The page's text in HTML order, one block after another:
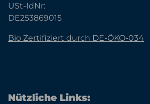
USt-IdNr:
DE253869015
Bio Zertifiziert durch DE-ÖKO-034
Nützliche Links: